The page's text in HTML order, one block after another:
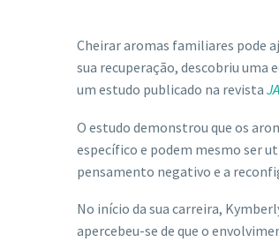
Cheirar aromas familiares pode
sua recuperação, descobriu uma
um estudo publicado na revista
O estudo demonstrou que os
específico e podem mesmo ser
pensamento negativo e a
No início da sua carreira,
apercebeu-se de que o